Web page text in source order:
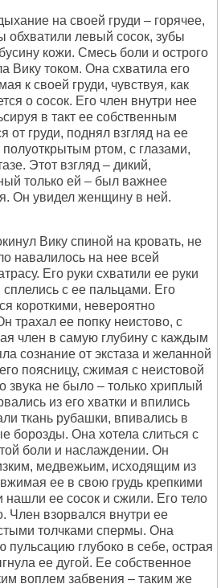
на своей груди – горячее,
обхватили левый сосок, зубы
кожи. Смесь боли и острого
Вику током. Она схватила его
к своей груди, чувствуя, как
о сосок. Его член внутри нее
в такт ее собственным
от груди, поднял взгляд на ее
ртом, с глазами,
Этот взгляд – дикий,
только ей – был важнее
Он увидел женщину в ней.
Вику спиной на кровать, не
навалилось на нее всей
Его руки схватили ее руки
с ее пальцами. Его
короткими, невероятно
трахал ее попку неистово, с
член в самую глубину с каждым
сознание от экстаза и желанной
поясницу, сжимая с неистовой
звука не было – только хриплый
из его хватки и впились
ткань рубашки, впивались в
борозды. Она хотела слиться с
боли и наслаждении. Он
медвежьим, исходящим из
ее в свою грудь крепкими
ее сосок и сжили. Его тело
Член взорвался внутри ее
толчками спермы. Она
пульсацию глубоко в себе, острая
ее дугой. Ее собственное
воплем забвения – таким же